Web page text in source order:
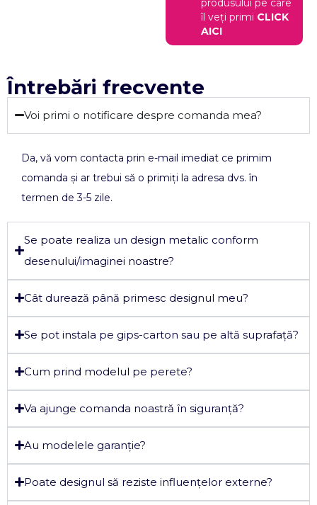
îl veți primi CLICK
AICI
Întrebări frecvente
Voi primi o notificare despre comanda mea?
Da, vă vom contacta prin e-mail imediat ce primim
comanda și ar trebui să o primiți la adresa dvs. în
termen de 3-5 zile.
Se poate realiza un design metalic conform
desenului/imaginei noastre?
Cât durează până primesc designul meu?
Se pot instala pe gips-carton sau pe altă suprafață?
Cum prind modelul pe perete?
Va ajunge comanda noastră în siguranță?
Au modelele garanție?
Poate designul să reziste influențelor externe?